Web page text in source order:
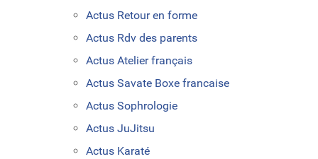
Actus Retour en forme
Actus Rdv des parents
Actus Atelier français
Actus Savate Boxe francaise
Actus Sophrologie
Actus JuJitsu
Actus Karaté